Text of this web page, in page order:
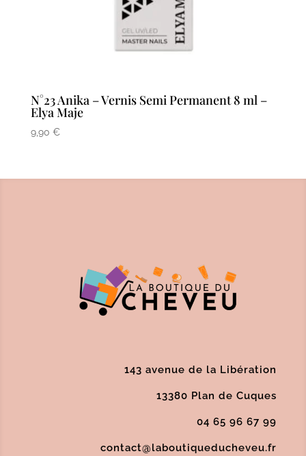
N°23 Anika – Vernis Semi Permanent 8 ml –
Elya Maje
9,90 €
143 avenue de la Libération
13380 Plan de Cuques
04 65 96 67 99
contact@laboutiqueducheveu.fr